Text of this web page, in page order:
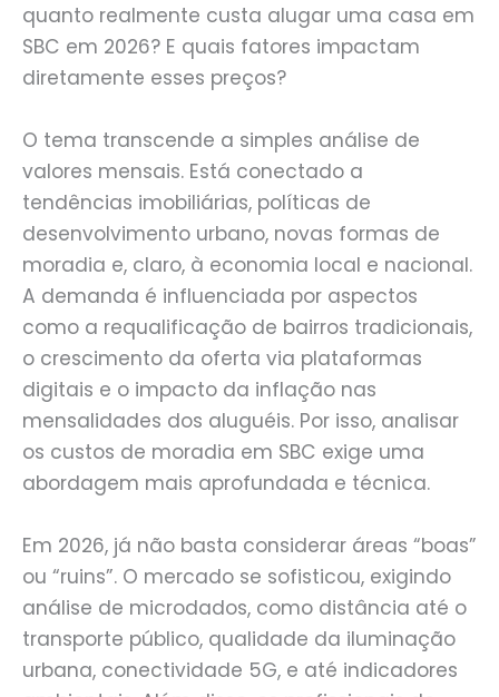
quanto realmente custa alugar uma casa em
SBC em 2026? E quais fatores impactam
diretamente esses preços?
O tema transcende a simples análise de
valores mensais. Está conectado a
tendências imobiliárias, políticas de
desenvolvimento urbano, novas formas de
moradia e, claro, à economia local e nacional.
A demanda é influenciada por aspectos
como a requalificação de bairros tradicionais,
o crescimento da oferta via plataformas
digitais e o impacto da inflação nas
mensalidades dos aluguéis. Por isso, analisar
os custos de moradia em SBC exige uma
abordagem mais aprofundada e técnica.
Em 2026, já não basta considerar áreas “boas”
ou “ruins”. O mercado se sofisticou, exigindo
análise de microdados, como distância até o
transporte público, qualidade da iluminação
urbana, conectividade 5G, e até indicadores